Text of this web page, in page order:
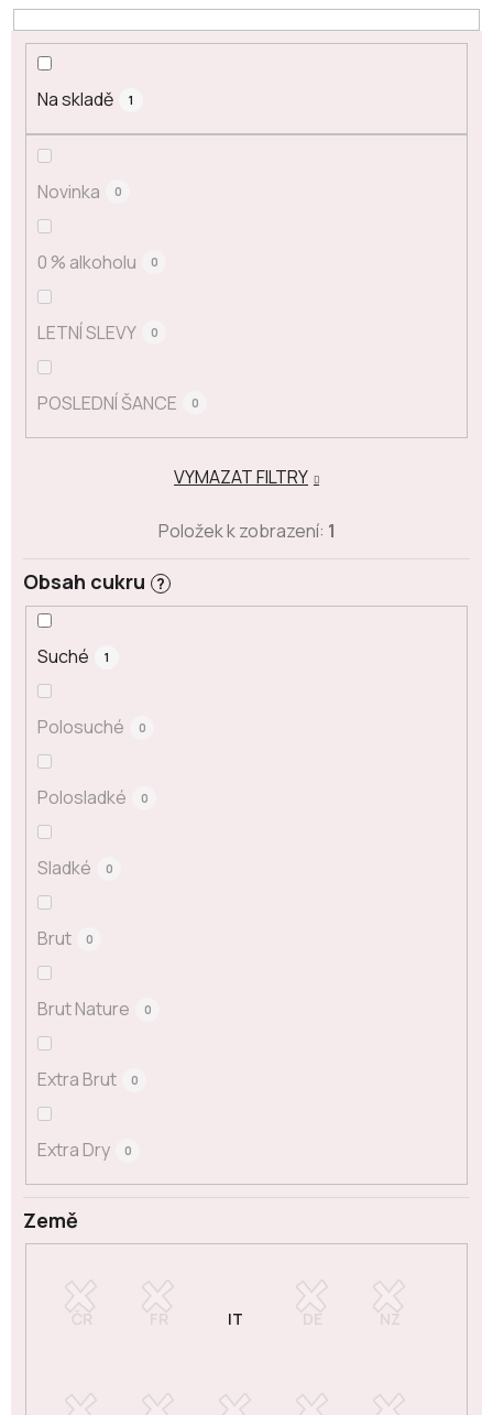
Na skladě 1
Novinka 0
0 % alkoholu 0
LETNÍ SLEVY 0
POSLEDNÍ ŠANCE 0
Země
Obsah cukru ?
Suché 1
Polosuché 0
Polosladké 0
Sladké 0
Brut 0
Brut Nature 0
Extra Brut 0
Extra Dry 0
VYMAZAT FILTRY
Položek k zobrazení: 1